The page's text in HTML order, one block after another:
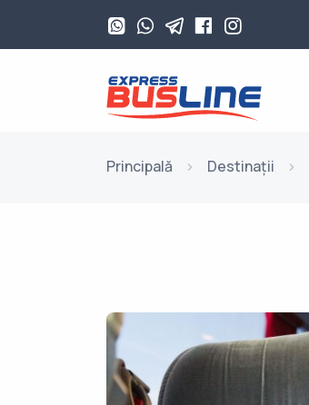
Principală Destinații